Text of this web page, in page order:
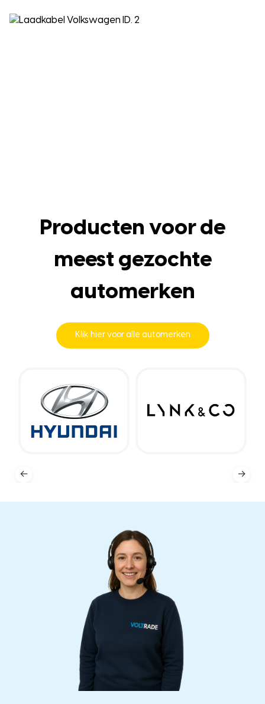
Producten voor de
meest gezochte
automerken
Klik hier voor alle automerken
← →